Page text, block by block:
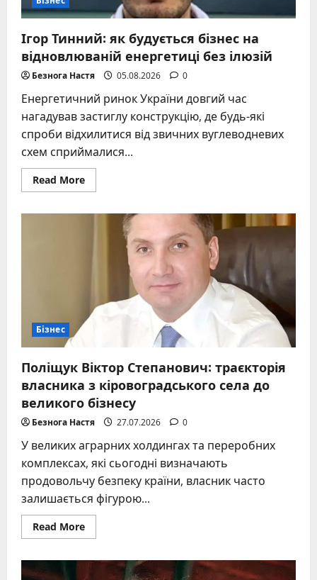
Ігор Тинний: як будується бізнес на
відновлюваній енергетиці без ілюзій
Безнога Настя 05.08.2026 0
Енергетичний ринок України довгий час
нагадував застиглу конструкцію, де будь-які
спроби відхилитися від звичних вуглеводневих
схем сприймалися...
Read MoreRead
more
Тинний:
будується
відновлюваній
енергетиці
Бізнес
Поліщук Віктор Степанович: траєкторія
власника з кіровоградського села до
великого бізнесу
Безнога Настя 27.07.2026 0
У великих аграрних холдингах та переробних
комплексах, які сьогодні визначають
продовольчу безпеку країни, власник часто
залишається фігурою...
Read MoreRead
more
Віктор
Степанович: